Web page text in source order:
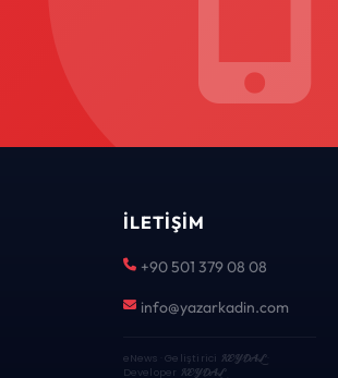
İLETIŞIM
+90 501 379 08 08
info@yazarkadin.com
eNews · Geliştirici KEYDAL·
Developer KEYDAL